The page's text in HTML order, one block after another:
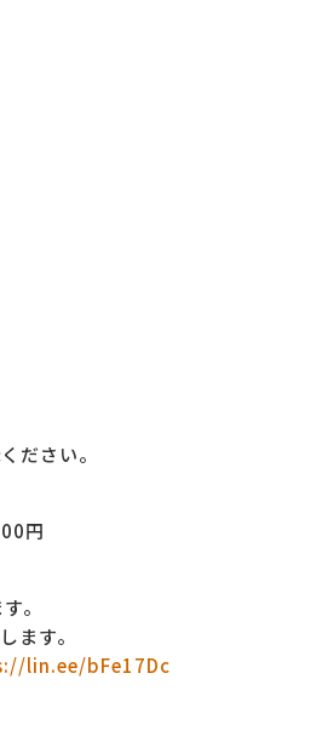
ださい。
円
。
ます。
lin.ee/bFe17Dc